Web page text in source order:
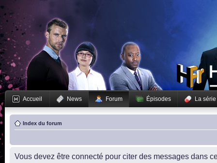
Accueil News Forum Épisodes La série
Index du forum
Vous devez être connecté pour citer des messages dans